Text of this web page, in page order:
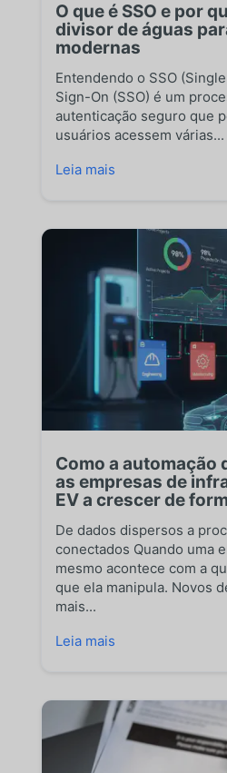
O que é SSO e por
divisor de águas
modernas
Entendendo o SSO
Sign-On (SSO) é um
autenticação seguro que
usuários acessem várias...
Leia mais
Como a automação
as empresas de
EV a crescer de
De dados dispersos a
conectados Quando uma
mesmo acontece com a
que ela manipula. Novos
mais...
Leia mais